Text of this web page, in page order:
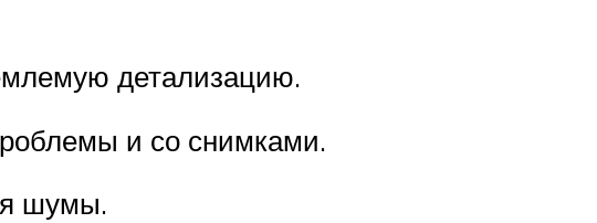
детализацию.
и со снимками.
шумы.